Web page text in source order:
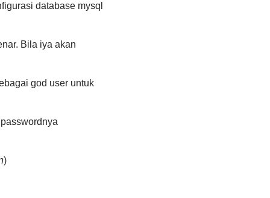
database mysql
Bila iya akan
god user untuk
)